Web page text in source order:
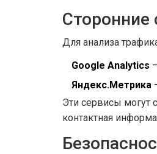
Сторонние
Для анализа
Google Analytics
Яндекс.Метрика
Эти сервисы могут
контактная